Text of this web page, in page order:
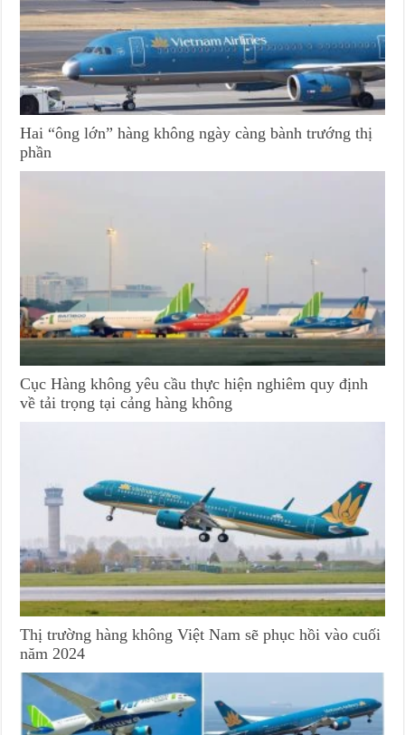
Hai “ông lớn” hàng không ngày càng bành trướng thị
phần
Cục Hàng không yêu cầu thực hiện nghiêm quy định
về tải trọng tại cảng hàng không
Thị trường hàng không Việt Nam sẽ phục hồi vào cuối
năm 2024